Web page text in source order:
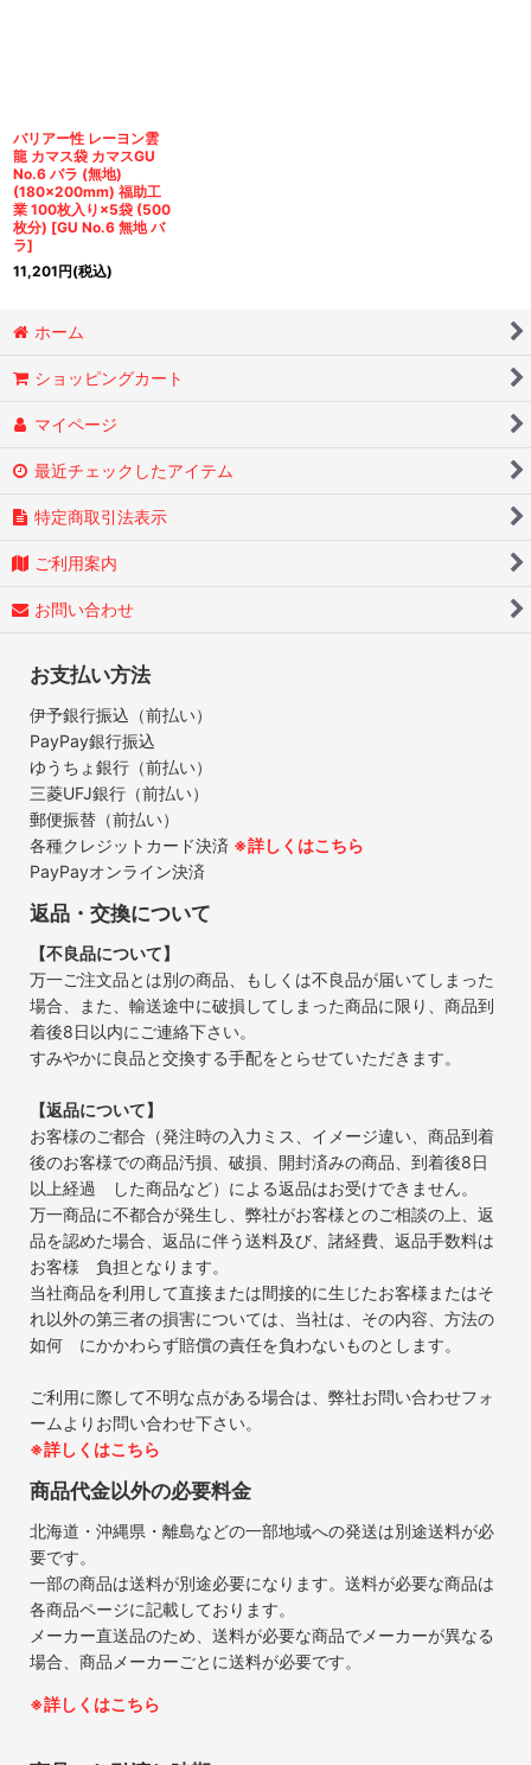
バリアー性 レーヨン雲
龍 カマス袋 カマスGU
No.6 バラ (無地)
(180×200mm) 福助工
業 100枚入り×5袋 (500
枚分) [GU No.6 無地 バ
ラ]
11,201円(税込)
ホーム
ショッピングカート
マイページ
最近チェックしたアイテム
特定商取引法表示
ご利用案内
お問い合わせ
お支払い方法
伊予銀行振込（前払い）
PayPay銀行振込
ゆうちょ銀行（前払い）
三菱UFJ銀行（前払い）
郵便振替（前払い）
各種クレジットカード決済 ※詳しくはこちら
PayPayオンライン決済
返品・交換について
【不良品について】
万一ご注文品とは別の商品、もしくは不良品が届いてしまった
場合、また、輸送途中に破損してしまった商品に限り、商品到
着後8日以内にご連絡下さい。
すみやかに良品と交換する手配をとらせていただきます。
【返品について】
お客様のご都合（発注時の入力ミス、イメージ違い、商品到着
後のお客様での商品汚損、破損、開封済みの商品、到着後8日
以上経過 した商品など）による返品はお受けできません。
万一商品に不都合が発生し、弊社がお客様とのご相談の上、返
品を認めた場合、返品に伴う送料及び、諸経費、返品手数料は
お客様 負担となります。
当社商品を利用して直接または間接的に生じたお客様またはそ
れ以外の第三者の損害については、当社は、その内容、方法の
如何 にかかわらず賠償の責任を負わないものとします。
ご利用に際して不明な点がある場合は、弊社お問い合わせフォ
ームよりお問い合わせ下さい。
※詳しくはこちら
商品代金以外の必要料金
北海道・沖縄県・離島などの一部地域への発送は別途送料が必
要です。
一部の商品は送料が別途必要になります。送料が必要な商品は
各商品ページに記載しております。
メーカー直送品のため、送料が必要な商品でメーカーが異なる
場合、商品メーカーごとに送料が必要です。
※詳しくはこちら